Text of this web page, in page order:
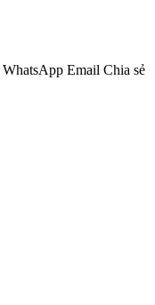
WhatsApp Email Chia sẻ